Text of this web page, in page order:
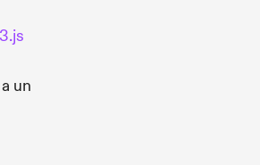
un